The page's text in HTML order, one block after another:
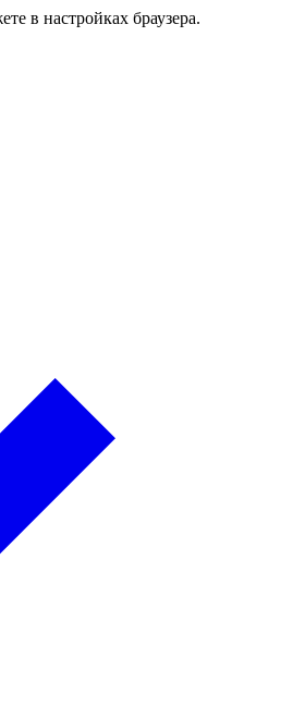
в настройках браузера.